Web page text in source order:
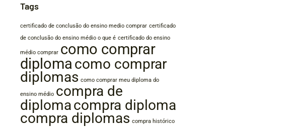
Tags
certificado de conclusão do ensino medio comprar certificado
de conclusão do ensino médio o que é certificado do ensino
médio comprar como comprar
diplomacomo comprar
diplomas como comprar meu diploma do
ensino médio compra de
diplomacompra diploma
compra diplomas compra histórico